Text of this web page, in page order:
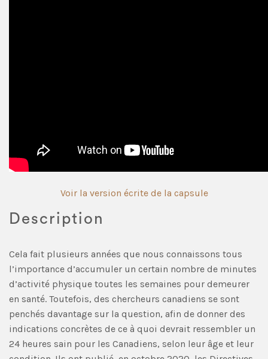
Voir la version écrite de la capsule
Description
Cela fait plusieurs années que nous connaissons tous
l’importance d’accumuler un certain nombre de minutes
d’activité physique toutes les semaines pour demeurer
en santé. Toutefois, des chercheurs canadiens se sont
penchés davantage sur la question, afin de donner des
indications concrètes de ce à quoi devrait ressembler un
24 heures sain pour les Canadiens, selon leur âge et leur